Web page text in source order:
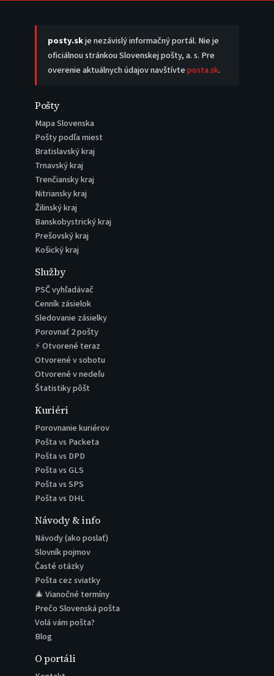
posty.skje nezávislý informačný portál. Nie je
oficiálnou stránkou Slovenskej pošty, a. s. Pre
overenie aktuálnych údajov navštívteposta.sk.
Pošty
Mapa Slovenska
Pošty podľa miest
Bratislavský kraj
Trnavský kraj
Trenčiansky kraj
Nitriansky kraj
Žilinský kraj
Banskobystrický kraj
Prešovský kraj
Košický kraj
Služby
PSČ vyhľadávač
Cenník zásielok
Sledovanie zásielky
Porovnať 2 pošty
⚡ Otvorené teraz
Otvorené v sobotu
Otvorené v nedeľu
Štatistiky pôšt
Kuriéri
Porovnanie kuriérov
Pošta vs Packeta
Pošta vs DPD
Pošta vs GLS
Pošta vs SPS
Pošta vs DHL
Návody & info
Návody (ako poslať)
Slovník pojmov
Časté otázky
Pošta cez sviatky
🎄 Vianočné termíny
Prečo Slovenská pošta
Volá vám pošta?
Blog
O portáli